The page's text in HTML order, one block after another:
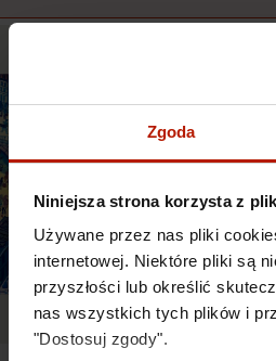
Zgoda
Niniejsza strona korzysta z
Używane przez nas pliki
internetowej. Niektóre pliki są
przyszłości lub określić
nas wszystkich tych plików i
"Dostosuj zgody".